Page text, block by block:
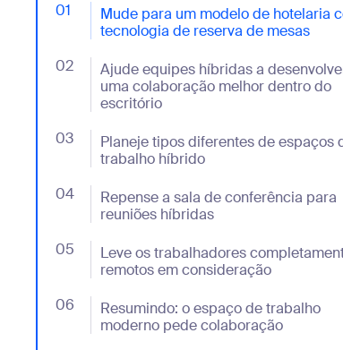
01
Mude para um modelo de hotelaria
tecnologia de reserva de mesas
- Jumplink to Mude para um modelo de
02
Ajude equipes híbridas a
uma colaboração melhor dentro do
escritório
- Jumplink to Ajude equipes híbridas a
03
Planeje tipos diferentes de espaços
trabalho híbrido
- Jumplink to Planeje tipos diferentes de
04
Repense a sala de conferência para
reuniões híbridas
- Jumplink to Repense a sala de
05
Leve os trabalhadores
remotos em consideração
- Jumplink to Leve os trabalhadores
06
Resumindo: o espaço de trabalho
moderno pede colaboração
- Jumplink to Resumindo: o espaço de